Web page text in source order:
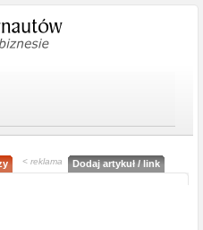
< reklama Dodaj artykuł / link